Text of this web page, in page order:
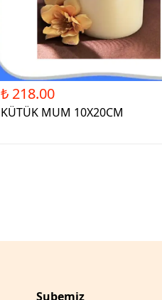
₺ 218.00
KÜTÜK MUM 10X20CM
Şubemiz